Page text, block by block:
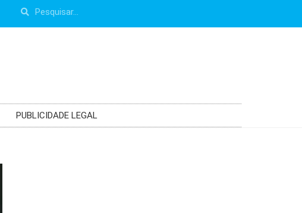
PUBLICIDADE LEGAL